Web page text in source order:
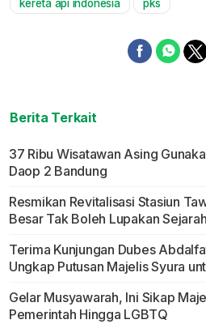
kereta api indonesia pks
Berita Terkait
37 Ribu Wisatawan Asing
Daop 2 Bandung
Resmikan Revitalisasi Stasiun
Besar Tak Boleh Lupakan Sejarah
Terima Kunjungan Dubes
Ungkap Putusan Majelis Syura
Gelar Musyawarah, Ini Sikap
Pemerintah Hingga LGBTQ